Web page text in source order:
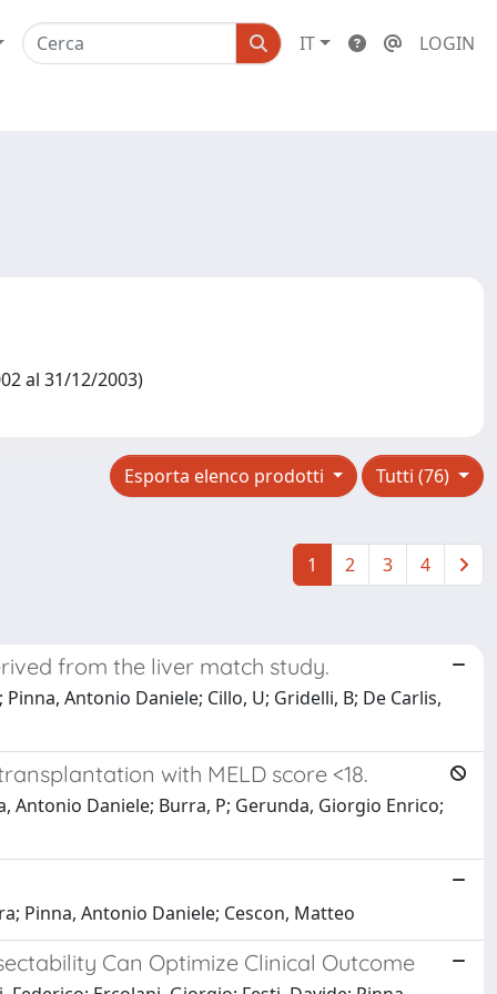
IT LOGIN
al 31/12/2003)
Tutti (76)
Esporta elenco prodotti
1 2 3 4
from the liver match study.
Antonio Daniele; Cillo, U; Gridelli, B; De Carlis,
with MELD score <18.
Antonio Daniele; Burra, P; Gerunda, Giorgio Enrico;
Pinna, Antonio Daniele; Cescon, Matteo
Can Optimize Clinical Outcome